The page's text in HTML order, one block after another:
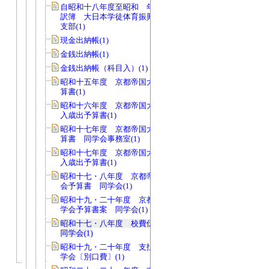
自昭和十八年度至昭和 年度 支出内
訳簿 大日本学徒体育振興会関西地方
支部(1)
現金出納帳(1)
金銭出納帳(1)
金銭出納帳（科目入）(1)
昭和十五年度 京都帝国大学学友会予
算書(1)
昭和十六年度 京都帝国大学学友会歳
入歳出予算書(1)
昭和十七年度 京都帝国大学同学会予
算書 同学会事務室(1)
昭和十七年度 京都帝国大学同学会歳
入歳出予算書(1)
昭和十七・八年度 京都帝国大学同学
会予算書 同学会(1)
昭和十九・二十年度 京都帝国大学同
学会予算書案 同学会(1)
昭和十七・八年度 校費伝票送付簿
同学会(1)
昭和十九・二十年度 支払伝票綴 同
学会〔別口費〕(1)